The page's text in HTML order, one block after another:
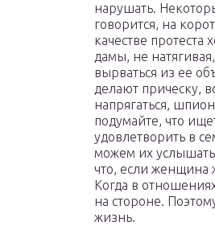
нарушать.
говорится, на
качестве протеста
дамы, не
вырваться из ее
делают прическу,
напрягаться,
подумайте, что
удовлетворить в
можем их
что, если женщина
Когда в
на стороне.
жизнь.